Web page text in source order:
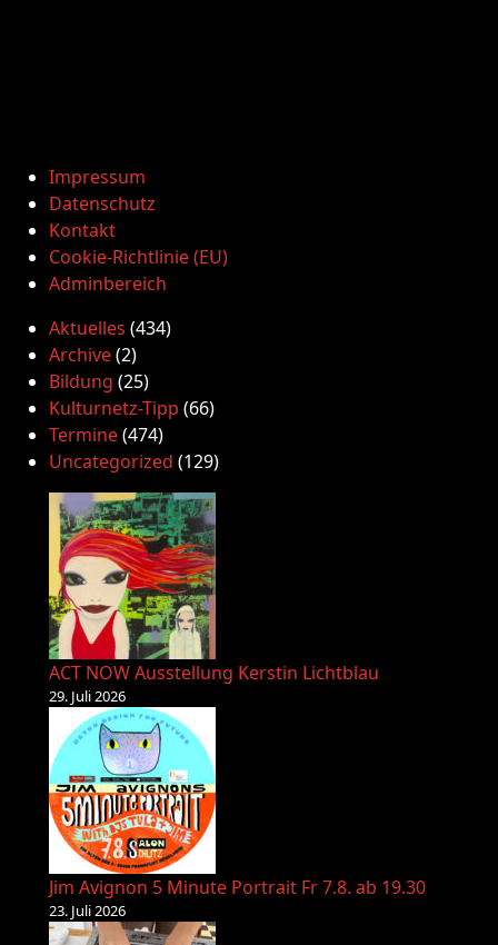
Impressum
Datenschutz
Kontakt
Cookie-Richtlinie (EU)
Adminbereich
Aktuelles (434)
Archive(2)
Bildung (25)
Kulturnetz-Tipp (66)
Termine(474)
Uncategorized (129)
ACT NOW Ausstellung Kerstin Lichtblau
29. Juli 2026
Jim Avignon 5 Minute Portrait Fr 7.8. ab 19.30
23. Juli 2026